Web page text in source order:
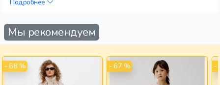
Подробнее
Мы рекомендуем
- 68 % - 67 % -